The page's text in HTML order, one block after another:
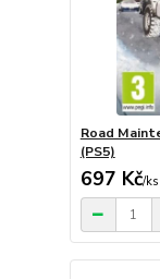
Road
(PS5)
697 Kč/ks